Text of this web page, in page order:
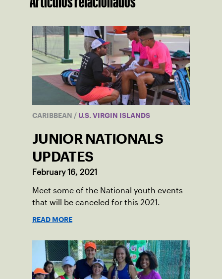
CARIBBEAN / U.S. VIRGIN ISLANDS
JUNIOR NATIONALS
UPDATES
February 16, 2021
Meet some of the National youth events
that will be canceled for this 2021.
READ MORE